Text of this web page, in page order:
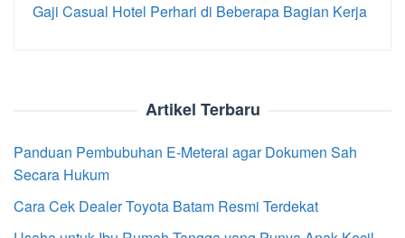
Gaji Casual Hotel Perhari di Beberapa Bagian Kerja
Artikel Terbaru
Panduan Pembubuhan E-Meterai agar Dokumen Sah
Secara Hukum
Cara Cek Dealer Toyota Batam Resmi Terdekat